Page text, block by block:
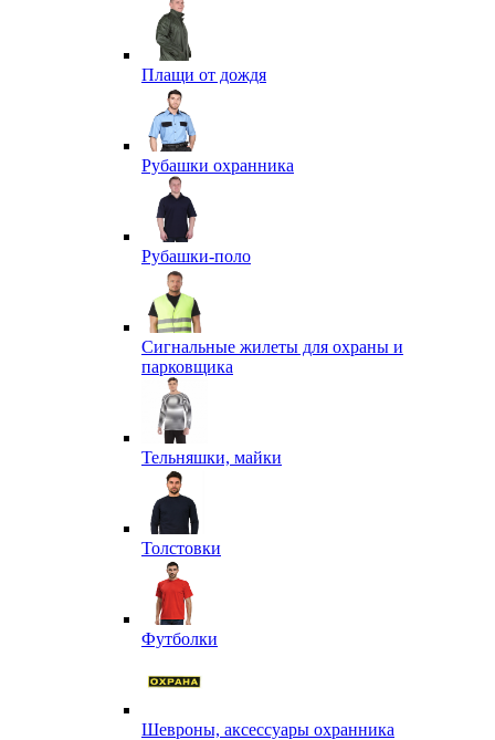
Плащи от дождя
Рубашки охранника
Рубашки-поло
Сигнальные жилеты для охраны и
парковщика
Тельняшки, майки
Толстовки
Футболки
Шевроны, аксессуары охранника